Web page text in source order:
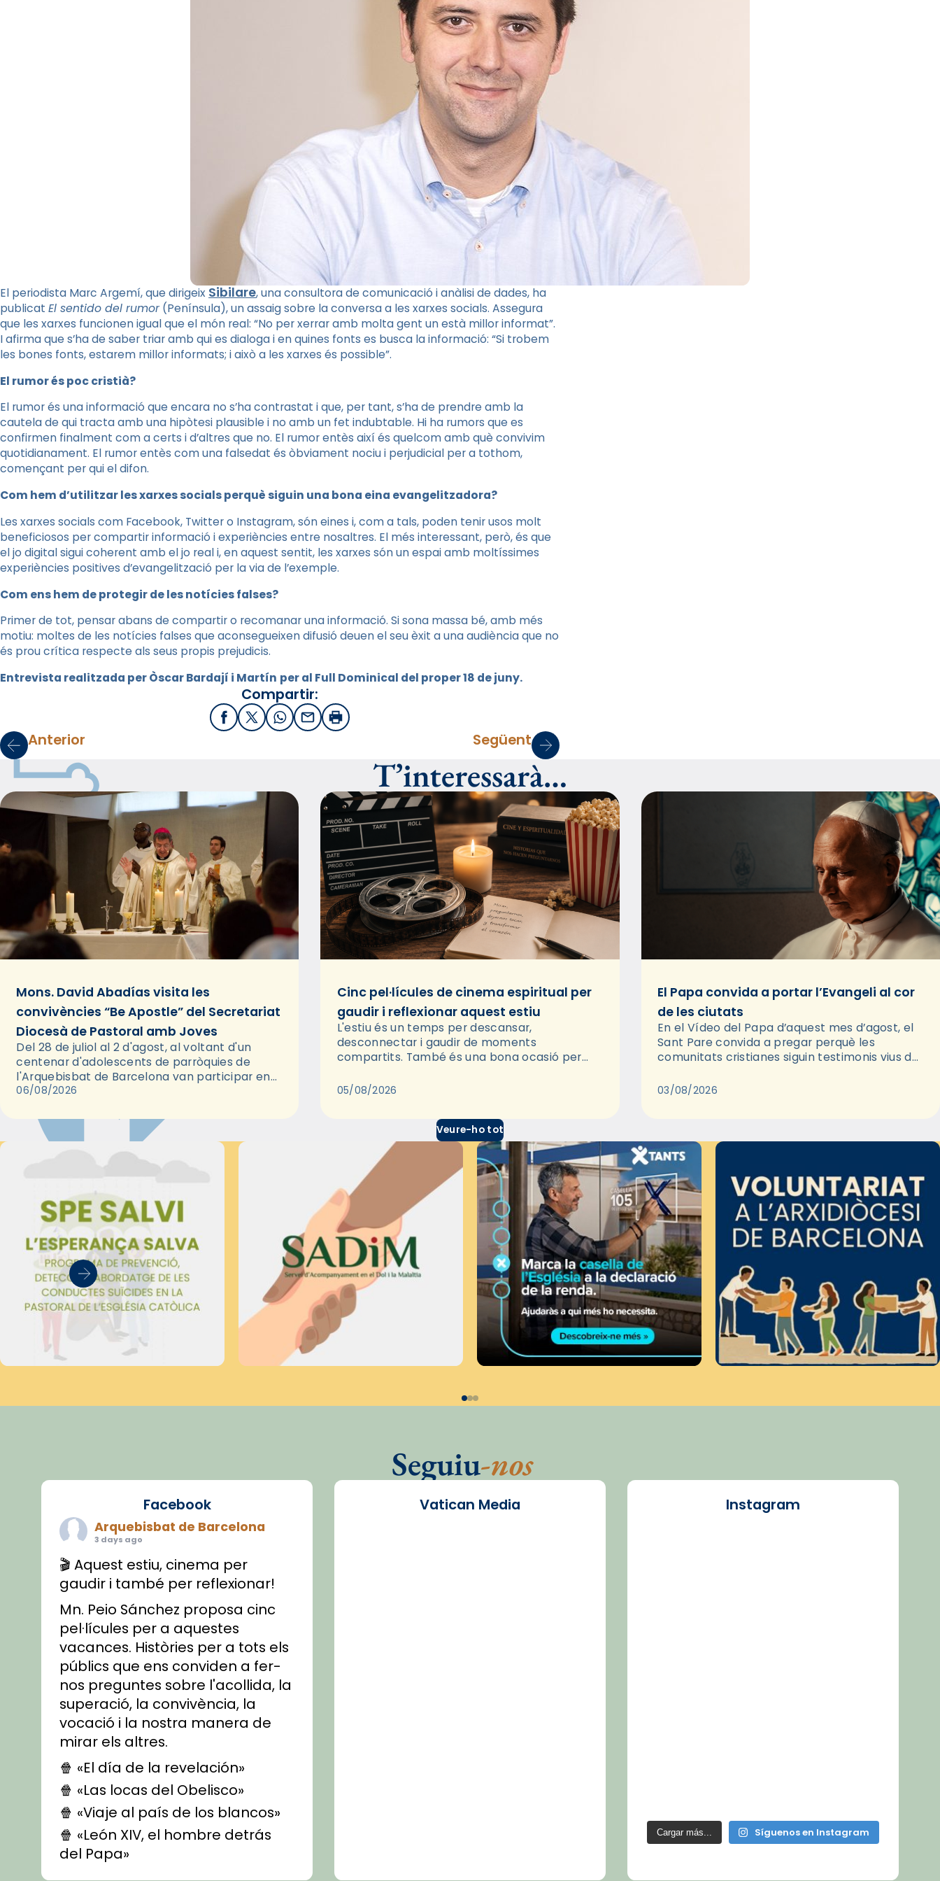
El periodista Marc Argemí, que dirigeix Sibilare, una consultora de comunicació i anàlisi de dades, ha
publicat El sentido del rumor (Península), un assaig sobre la conversa a les xarxes socials. Assegura
que les xarxes funcionen igual que el món real: “No per xerrar amb molta gent un està millor informat”.
I afirma que s’ha de saber triar amb qui es dialoga i en quines fonts es busca la informació: “Si trobem
les bones fonts, estarem millor informats; i això a les xarxes és possible”.
El rumor és poc cristià?
El rumor és una informació que encara no s’ha contrastat i que, per tant, s’ha de prendre amb la
cautela de qui tracta amb una hipòtesi plausible i no amb un fet indubtable. Hi ha rumors que es
confirmen finalment com a certs i d’altres que no. El rumor entès així és quelcom amb què convivim
quotidianament. El rumor entès com una falsedat és òbviament nociu i perjudicial per a tothom,
començant per qui el difon.
Com hem d’utilitzar les xarxes socials perquè siguin una bona eina evangelitzadora?
Les xarxes socials com Facebook, Twitter o Instagram, són eines i, com a tals, poden tenir usos molt
beneficiosos per compartir informació i experiències entre nosaltres. El més interessant, però, és que
el jo digital sigui coherent amb el jo real i, en aquest sentit, les xarxes són un espai amb moltíssimes
experiències positives d’evangelització per la via de l’exemple.
Com ens hem de protegir de les notícies falses?
Primer de tot, pensar abans de compartir o recomanar una informació. Si sona massa bé, amb més
motiu: moltes de les notícies falses que aconsegueixen difusió deuen el seu èxit a una audiència que no
és prou crítica respecte als seus propis prejudicis.
Entrevista realitzada per Òscar Bardají i Martín per al Full Dominical del proper 18 de juny.
Compartir:
FacebookX / Twitter
WhatsApp
EmailImprimir
Anterior Següent
T’interessarà…
Mons. David Abadías visita les
convivències “Be Apostle” del Secretariat
Diocesà de Pastoral amb Joves
Del 28 de juliol al 2 d'agost, al voltant d'un
centenar d'adolescents de parròquies de
l'Arquebisbat de Barcelona van participar en
les convivències Be Apostle, organitzades pel
06/08/2026
Cinc pel·lícules de cinema espiritual per
gaudir i reflexionar aquest estiu
L'estiu és un temps per descansar,
desconnectar i gaudir de moments
compartits. També és una bona ocasió per
través del cinema, reflexionar sobre les…
05/08/2026
El Papa convida a portar l’Evangeli al cor
de les ciutats
En el Vídeo del Papa d’aquest mes d’agost, el
Sant Pare convida a pregar perquè les
comunitats cristianes siguin testimonis vius de
pregària, el…
03/08/2026
Veure-ho tot
Seguiu-nos
Facebook
Arquebisbat de Barcelona
3 days ago
🎬 Aquest estiu, cinema per
gaudir i també per reflexionar!
Mn. Peio Sánchez proposa cinc
pel·lícules per a aquestes
vacances. Històries per a tots els
públics que ens conviden a fer-
nos preguntes sobre l'acollida, la
superació, la convivència, la
vocació i la nostra manera de
mirar els altres.
🍿 «El día de la revelación»
🍿 «Las locas del Obelisco»
🍿 «Viaje al país de los blancos»
🍿 «León XIV, el hombre detrás
del Papa»
🍿 «Las ovejas detectives»
Vatican Media Instagram
Cargar más... Síguenos en Instagram